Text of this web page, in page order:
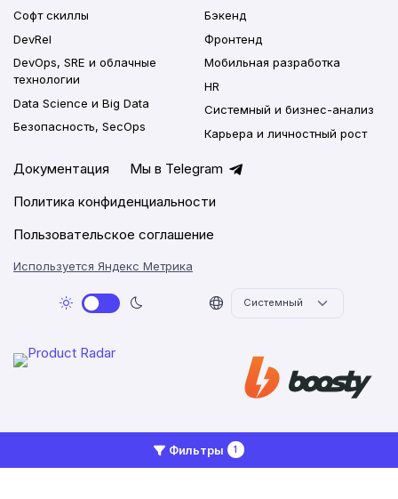
Фильтры 1
Софт скиллы
DevRel
DevOps, SRE и облачные
технологии
Data Science и Big Data
Безопасность, SecOps
Бэкенд
Фронтенд
Мобильная разработка
HR
Системный и бизнес-анализ
Карьера и личностный рост
Документация
Мы в Telegram
Политика конфиденциальности
Пользовательское соглашение
Используется Яндекс Метрика
2026 © Networkly.app